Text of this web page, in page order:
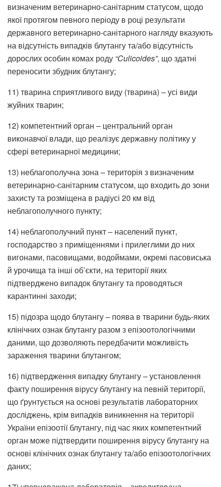
визначеним ветеринарно-санітарним статусом, щодо
якої протягом певного періоду в році результати
державного ветеринарно-санітарного нагляду вказують
на відсутність випадків блутангу та/або відсутність
дорослих особин комах роду “Culicoides”, що здатні
переносити збудник блутангу;
11) тварина сприятливого виду (тварина) – усі види
жуйних тварин;
12) компетентний орган – центральний орган
виконавчої влади, що реалізує державну політику у
сфері ветеринарної медицини;
13) неблагополучна зона – територія з визначеним
ветеринарно-санітарним статусом, що входить до зони
захисту та розміщена в радіусі 20 км від
неблагополучного пункту;
14) неблагополучний пункт – населений пункт,
господарство з приміщеннями і прилеглими до них
вигонами, пасовищами, водоймами, окремі пасовиська
й урочища та інші об’єкти, на території яких
підтверджено випадок блутангу та проводяться
карантинні заходи;
15) підозра щодо блутангу – поява в тварини будь-яких
клінічних ознак блутангу разом з епізоотологічними
даними, що дозволяють передбачити можливість
зараження тварини блутангом;
16) підтвердження випадку блутангу – установлення
факту поширення вірусу блутангу на певній території,
що ґрунтується на основі результатів лабораторних
досліджень, крім випадків виникнення на території
України епізоотії блутангу, під час яких компетентний
орган може підтвердити поширення вірусу блутангу на
основі клінічних ознак блутангу та/або епізоотологічних
даних;